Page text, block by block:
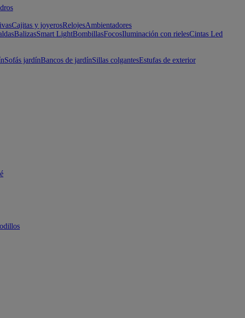
Cajitas y joyerosRelojesAmbientadores
BalizasSmart LightBombillasFocosIluminación con rielesCintas Led
Sofás jardínBancos de jardínSillas colgantesEstufas de exterior